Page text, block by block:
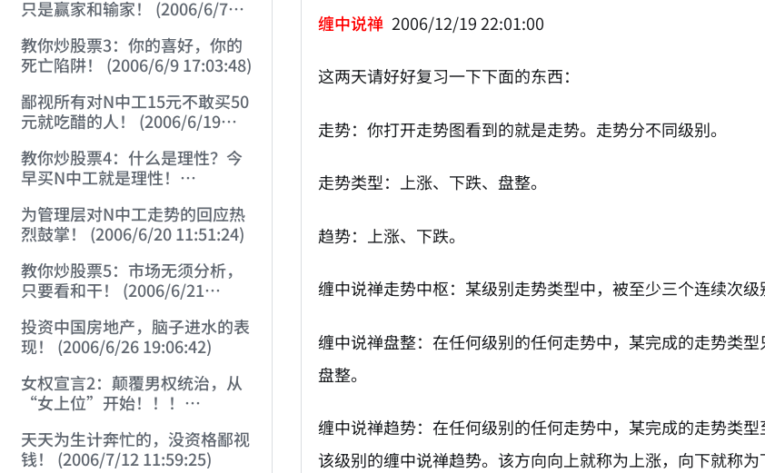
只是赢家和输家！ (2006/6/7
教你炒股票3：你的喜好，你的
死亡陷阱！ (2006/6/9 17:03:48)
鄙视所有对N中工15元不敢买50
元就吃醋的人！ (2006/6/19
教你炒股票4：什么是理性？今
早买N中工就是理性！
为管理层对N中工走势的回应热
烈鼓掌！ (2006/6/20 11:51:24)
教你炒股票5：市场无须分析，
只要看和干！ (2006/6/21
投资中国房地产，脑子进水的表
现！ (2006/6/26 19:06:42)
女权宣言2：颠覆男权统治，从
“女上位”开始！！！
天天为生计奔忙的，没资格鄙视
钱！ (2006/7/12 11:59:25)
缠中说禅 2006/12/19 22:01:00
这两天请好好复习一下下面的东西：
走势：你打开走势图看到的就是走势。走势分不同级别。
走势类型：上涨、下跌、盘整。
趋势：上涨、下跌。
缠中说禅走势中枢：某级别走势类型中，被至少三个连续次级
缠中说禅盘整：在任何级别的任何走势中，某完成的走势类
盘整。
缠中说禅趋势：在任何级别的任何走势中，某完成的走势类
该级别的缠中说禅趋势。该方向向上就称为上涨，向下就称为